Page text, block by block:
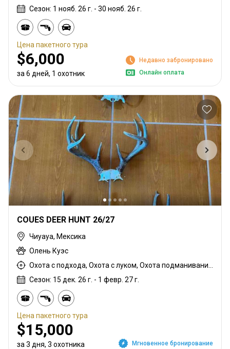
Сезон: 1 нояб. 26 г. - 30 нояб. 26 г.
Цена пакетного тура
$6,000
за 6 дней, 1 охотник
Недавно забронировано
Онлайн оплата
COUES DEER HUNT 26/27
Чиуауа, Мексика
Олень Куэс
Сезон: 15 дек. 26 г. - 1 февр. 27 г.
Цена пакетного тура
$15,000
за 3 дня, 3 охотника Мгновенное бронирование